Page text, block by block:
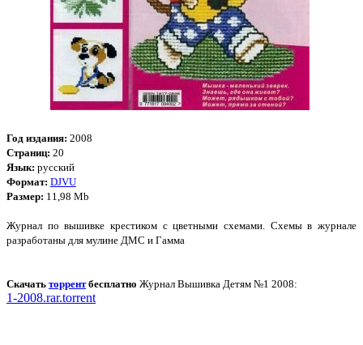
Год издания: 2008
Страниц: 20
Язык: русский
Формат: DJVU
Размер: 11,98 Mb
Журнал по вышивке крестиком с цветными схемами. Схемы в журнале
разработаны для мулине ДМС и Гамма
Скачать торрентбесплатно Журнал Вышивка Детям №1 2008:
1-2008.rar.torrent